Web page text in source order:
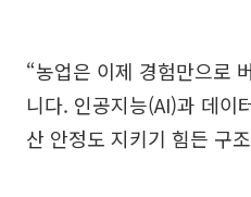
“농업은 이제 경험만으로
니다. 인공지능(AI)과 데이
산 안정도 지키기 힘든 구